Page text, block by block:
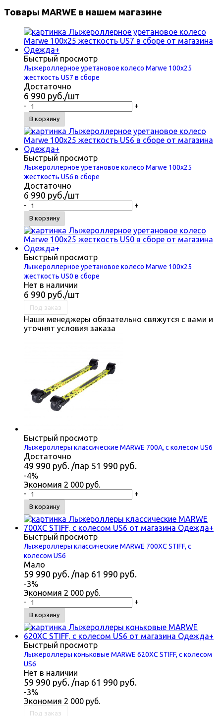
Товары MARWE в нашем магазине
Быстрый просмотр
Лыжероллерное уретановое колесо Marwe 100x25
жесткость US7 в сборе
Достаточно
6 990 руб./шт
- +
В корзину
Быстрый просмотр
Лыжероллерное уретановое колесо Marwe 100x25
жесткость US6 в сборе
Достаточно
6 990 руб./шт
- +
В корзину
Быстрый просмотр
Лыжероллерное уретановое колесо Marwe 100x25
жесткость US0 в сборе
Нет в наличии
6 990 руб./шт
Под заказ
Наши менеджеры обязательно свяжутся с вами и
уточнят условия заказа
Быстрый просмотр
Лыжероллеры классические MARWE 700A, с колесом US6
Достаточно
49 990 руб. /пар 51 990 руб.
-4%
Экономия 2 000 руб.
-
+
В корзину
Быстрый просмотр
Лыжероллеры классические MARWE 700XC STIFF, с
колесом US6
Мало
59 990 руб. /пар 61 990 руб.
-3%
Экономия 2 000 руб.
-
+
В корзину
Быстрый просмотр
Лыжероллеры коньковые MARWE 620XC STIFF, с колесом
US6
Нет в наличии
59 990 руб. /пар 61 990 руб.
-3%
Экономия 2 000 руб.
Под заказ